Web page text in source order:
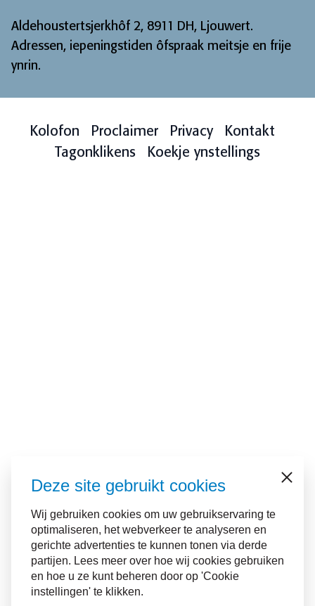
Aldehoustertsjerkhôf 2, 8911 DH, Ljouwert.
Adressen, iepeningstiden ôfspraak meitsje en frije
ynrin.
Kolofon Proclaimer Privacy
Kontakt
Tagonklikens
Koekje ynstellings
Deze site gebruikt cookies
Wij gebruiken cookies om uw gebruikservaring te
optimaliseren, het webverkeer te analyseren en
gerichte advertenties te kunnen tonen via derde
partijen. Lees meer over hoe wij cookies gebruiken
en hoe u ze kunt beheren door op 'Cookie
instellingen' te klikken.
Sluiten